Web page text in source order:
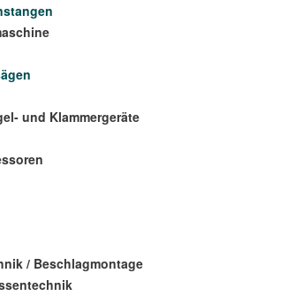
und Klammergeräte
/ Beschlagmontage